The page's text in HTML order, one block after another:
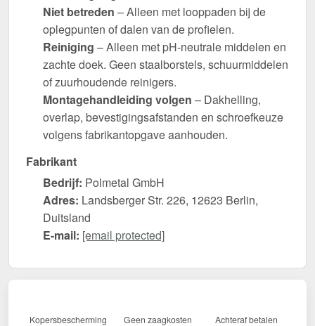
Niet betreden – Alleen met looppaden bij de
oplegpunten of dalen van de profielen.
Reiniging – Alleen met pH-neutrale middelen en
zachte doek. Geen staalborstels, schuurmiddelen
of zuurhoudende reinigers.
Montagehandleiding volgen – Dakhelling,
overlap, bevestigingsafstanden en schroefkeuze
volgens fabrikantopgave aanhouden.
Fabrikant
Bedrijf: Polmetal GmbH
Adres: Landsberger Str. 226, 12623 Berlin,
Duitsland
E-mail: [email protected]
Kopersbescherming Geen zaagkosten Achteraf betalen